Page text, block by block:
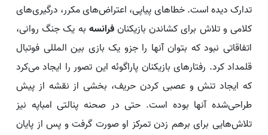
تدارک دیده است. خطاهای پیاپی، اعتراض‌های مکرر، درگیری‌های
کلامی و تلاش برای کشاندن بازیکنانفرانسه به یک جنگ روانی،
اتفاقاتی نبود که بتوان آنها را جزو یک بازی بین المللی فوتبال
قلمداد کرد. رفتارهای بازیکنان پاراگوئه این تصور را ایجاد می‌کرد
که ایجاد تنش و عصبی کردن حریف، بخشی از نقشه از پیش
طراحی‌شده آنها بوده است. حتی در صحنه پنالتی امباپه نیز
تلاش‌هایی برای برهم زدن تمرکز او صورت گرفت و پس از پایان